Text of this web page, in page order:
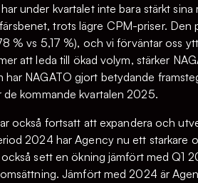
under kvartalet inte bara stärkt
trots lägre CPM-priser.
% vs 5,17 %), och vi förväntar oss
att leda till ökad volym, stärker
har NAGATO gjort betydande
de kommande kvartalen 2025.
också fortsatt att expandera och
2024 har Agency nu ett starkare
sett en ökning jämfört med Q1
Jämfört med 2024 är